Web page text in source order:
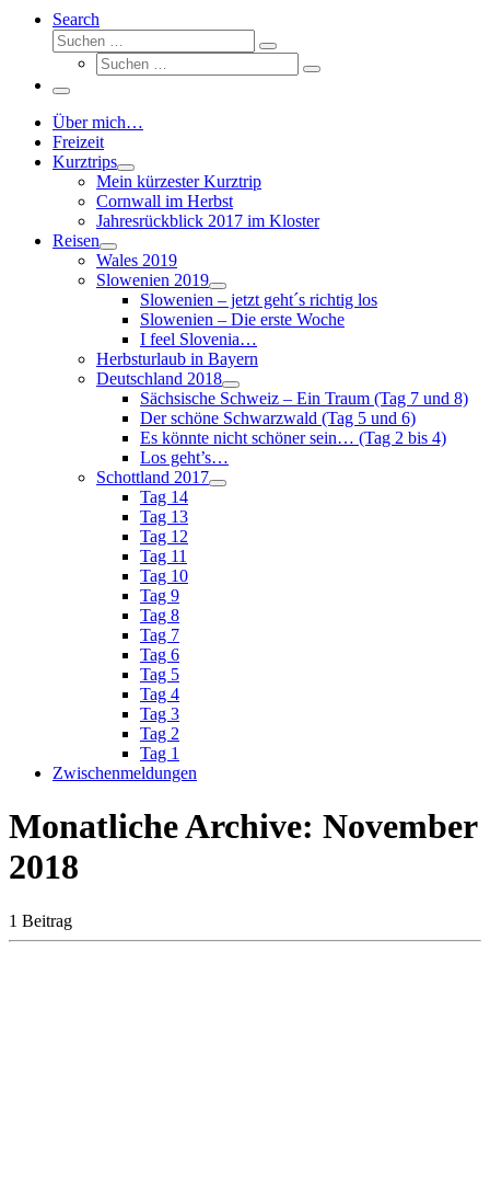
Search
Suche
Suchen
Suche
Suchen
Menü
Über mich…
Freizeit
Kurztrips
Mein kürzester Kurztrip
Cornwall im Herbst
Jahresrückblick 2017 im Kloster
Reisen
Wales 2019
Slowenien 2019
Slowenien – jetzt geht´s richtig los
Slowenien – Die erste Woche
I feel Slovenia…
Herbsturlaub in Bayern
Deutschland 2018
Sächsische Schweiz – Ein Traum (Tag 7 und 8)
Der schöne Schwarzwald (Tag 5 und 6)
Es könnte nicht schöner sein… (Tag 2 bis 4)
Los geht’s…
Schottland 2017
Tag 14
Tag 13
Tag 12
Tag 11
Tag 10
Tag 9
Tag 8
Tag 7
Tag 6
Tag 5
Tag 4
Tag 3
Tag 2
Tag 1
Zwischenmeldungen
Monatliche Archive: November
2018
1 Beitrag